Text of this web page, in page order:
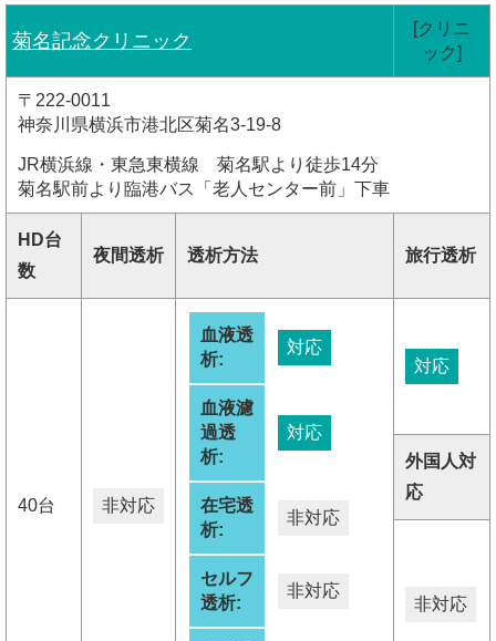
菊名記念クリニック
[クリニ
ック]
〒222-0011
神奈川県横浜市港北区菊名3-19-8
JR横浜線・東急東横線 菊名駅より徒歩14分
菊名駅前より臨港バス「老人センター前」下車
HD台
数
夜間透析 透析方法 旅行透析
40台 非対応
血液透
析:
対応
血液濾
過透
析:
対応
在宅透
析:
非対応
セルフ
透析:
非対応
対応
外国人対
応
非対応